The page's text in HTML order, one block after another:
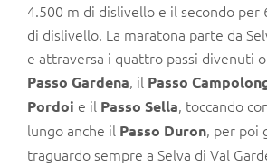
4.500 m di dislivello e il secondo per
di dislivello. La maratona parte da
e attraversa i quattro passi divenuti
Passo Gardena, il Passo
Pordoi e il Passo Sella, toccando
lungo anche il Passo Duron, per poi
traguardo sempre a Selva di Val